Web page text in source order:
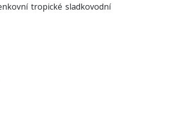
tropické sladkovodní